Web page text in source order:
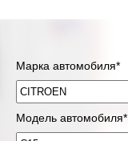
Марка автомобиля*
Модель автомобиля*